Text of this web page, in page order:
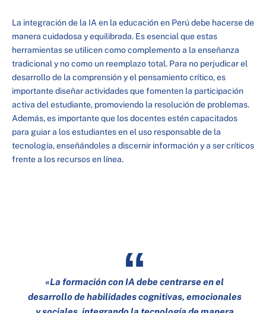
La integración de la IA en la educación en Perú debe hacerse de
manera cuidadosa y equilibrada. Es esencial que estas
herramientas se utilicen como complemento a la enseñanza
tradicional y no como un reemplazo total. Para no perjudicar el
desarrollo de la comprensión y el pensamiento crítico, es
importante diseñar actividades que fomenten la participación
activa del estudiante, promoviendo la resolución de problemas.
Además, es importante que los docentes estén capacitados
para guiar a los estudiantes en el uso responsable de la
tecnología, enseñándoles a discernir información y a ser críticos
frente a los recursos en línea.
«La formación con IA debe centrarse en el
desarrollo de habilidades cognitivas, emocionales